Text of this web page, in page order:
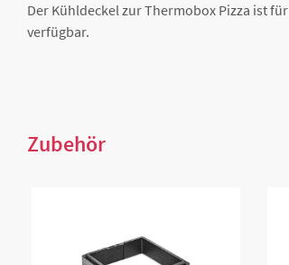
Der Kühldeckel zur Thermobox Pizza ist
verfügbar.
Zubehör